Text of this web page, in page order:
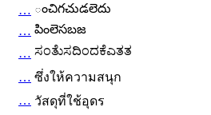
… ంచిగచుడలెదు
… పింలెసబజ
… ಸಂತೆುಸದಿಂದಕೆಎತತ
… ซึ่งให้ความสนุก
… วัสดุที่ใช้อุดร